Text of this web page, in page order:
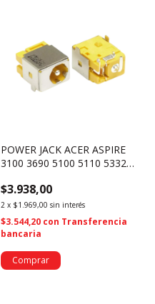
POWER JACK ACER ASPIRE
3100 3690 5100 5110 5332
$3.938,00
2 x $1.969,00 sin interés
$3.544,20 con Transferencia
bancaria